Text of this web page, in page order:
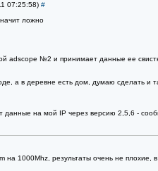
07:25:58) #
ложно
adscope №2 и принимает данные ее
а в деревне есть дом, думаю сделать
данные на мой IP через версию 2,5,6 -
на 1000Mhz, результаты очень не